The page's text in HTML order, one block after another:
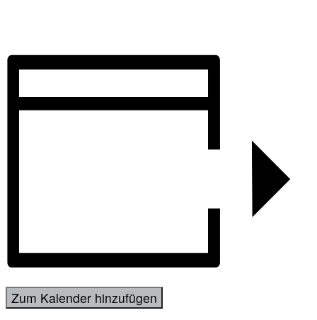
Zum Kalender hinzufügen